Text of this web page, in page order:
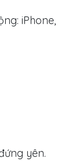
iPhone,
yên.